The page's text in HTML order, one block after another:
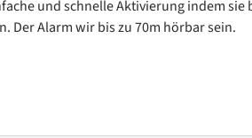
und schnelle Aktivierung indem sie
Der Alarm wir bis zu 70m hörbar sein.